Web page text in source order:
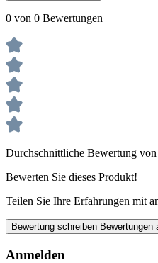
0 von 0 Bewertungen
Durchschnittliche Bewertung
Bewerten Sie dieses Produkt!
Teilen Sie Ihre Erfahrungen mit
Bewertung schreiben Bewertungen
Anmelden